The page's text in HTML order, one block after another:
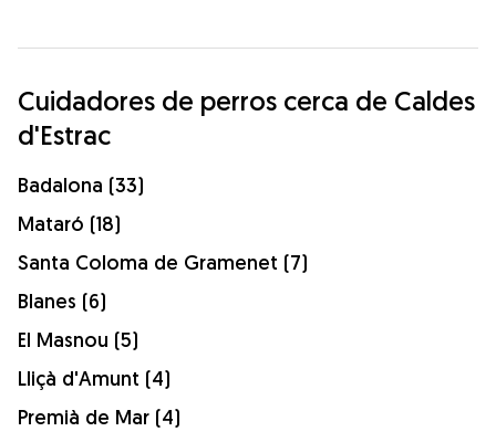
Cuidadores de perros cerca de Caldes
d'Estrac
Badalona (33)
Mataró (18)
Santa Coloma de Gramenet (7)
Blanes (6)
El Masnou (5)
Lliçà d'Amunt (4)
Premià de Mar (4)